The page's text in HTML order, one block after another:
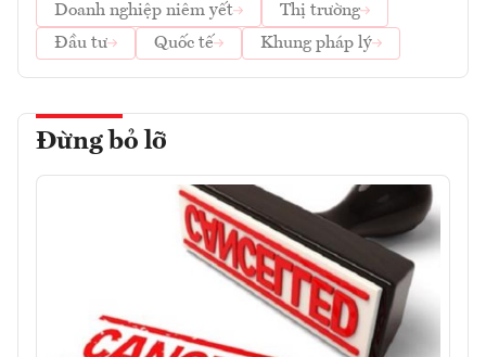
Doanh nghiệp niêm yết
Thị trường
Đầu tư
Quốc tế Khung pháp lý
Đừng bỏ lỡ